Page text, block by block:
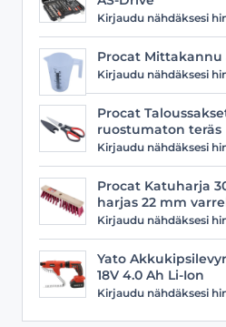
Kirjaudu nähdäksesi
Procat Mittakannu
Kirjaudu nähdäksesi
Procat
ruostumaton teräs
Kirjaudu nähdäksesi
Procat Katuharja
harjas 22 mm
Kirjaudu nähdäksesi
Yato
18V 4.0 Ah Li-Ion
Kirjaudu nähdäksesi